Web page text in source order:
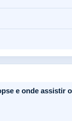
e onde assistir